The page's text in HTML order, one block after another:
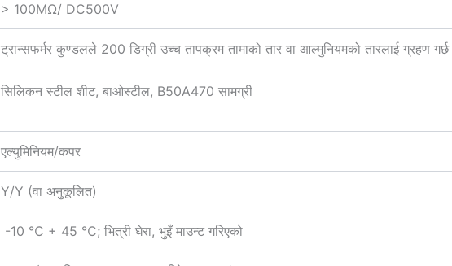
> 100MΩ/ DC500V
ट्रान्सफर्मर कुण्डलले 200 डिग्री उच्च तापक्रम तामाको तार वा आल्मुनियमको तारलाई ग्रहण
सिलिकन स्टील शीट, बाओस्टील, B50A470 सामग्री
एल्युमिनियम/कपर
Y/Y (वा अनुकूलित)
-10 ℃ + 45 ℃; भित्री घेरा, भुइँ माउन्ट गरिएको